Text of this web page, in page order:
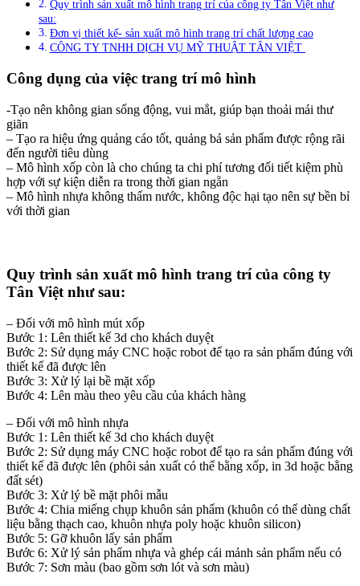
Quy trình sản xuất mô hình trang trí của công ty Tân Việt như
sau:
Đơn vị thiết kế- sản xuất mô hình trang trí chất lượng cao
CÔNG TY TNHH DỊCH VỤ MỸ THUẬT TÂN VIỆT
Công dụng của việc trang trí mô hình
-Tạo nên không gian sống động, vui mắt, giúp bạn thoải mái thư
giãn
– Tạo ra hiệu ứng quảng cáo tốt, quảng bá sản phẩm được rộng rãi
đến người tiêu dùng
– Mô hình xốp còn là cho chúng ta chi phí tương đối tiết kiệm phù
hợp với sự kiện diễn ra trong thời gian ngẵn
– Mô hình nhựa không thấm nước, không độc hại tạo nên sự bền bỉ
với thời gian
Quy trình sản xuất mô hình trang trí của công ty
Tân Việt như sau:
– Đối với mô hình mút xốp
Bước 1: Lên thiết kế 3d cho khách duyệt
Bước 2: Sử dụng máy CNC hoặc robot để tạo ra sản phẩm đúng với
thiết kế đã được lên
Bước 3: Xử lý lại bề mặt xốp
Bước 4: Lên màu theo yêu cầu của khách hàng
– Đối với mô hình nhựa
Bước 1: Lên thiết kế 3d cho khách duyệt
Bước 2: Sử dụng máy CNC hoặc robot để tạo ra sản phẩm đúng với
thiết kế đã được lên (phôi sản xuất có thể bằng xốp, in 3d hoặc bằng
đất sét)
Bước 3: Xử lý bề mặt phôi mẫu
Bước 4: Chia miếng chụp khuôn sản phẩm (khuôn có thể dùng chất
liệu bằng thạch cao, khuôn nhựa poly hoặc khuôn silicon)
Bước 5: Gỡ khuôn lấy sản phẩm
Bước 6: Xử lý sản phẩm nhựa và ghép cái mảnh sản phẩm nếu có
Bước 7: Sơn màu (bao gồm sơn lót và sơn màu)